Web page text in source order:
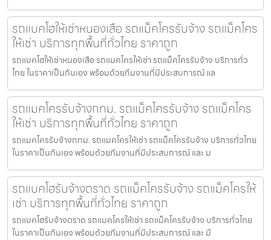
รถแบคโฮให้เช่าหนองเสือ รถแม็คโครรับจ้าง รถแม็คโคร
ให้เช่า บริการทุกพื้นที่ทั่วไทย ราคาถูก
รถแบคโฮให้เช่าหนองเสือ รถแมคโครให้เช่า รถแม็คโครรับจ้าง บริการทั่ว
ไทย ในราคาเป็นกันเอง พร้อมด้วยทีมงานที่มีประสบการณ์ แล
รถแมคโครรับจ้างกทม. รถแม็คโครรับจ้าง รถแม็คโคร
ให้เช่า บริการทุกพื้นที่ทั่วไทย ราคาถูก
รถแมคโครรับจ้างกทม. รถแมคโครให้เช่า รถแม็คโครรับจ้าง บริการทั่วไทย
ในราคาเป็นกันเอง พร้อมด้วยทีมงานที่มีประสบการณ์ และ ม
รถแบคโฮรับจ้างตราด รถแม็คโครรับจ้าง รถแม็คโครให้
เช่า บริการทุกพื้นที่ทั่วไทย ราคาถูก
รถแบคโฮรับจ้างตราด รถแมคโครให้เช่า รถแม็คโครรับจ้าง บริการทั่วไทย
ในราคาเป็นกันเอง พร้อมด้วยทีมงานที่มีประสบการณ์ และ มื